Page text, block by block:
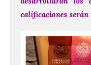
calificaciones